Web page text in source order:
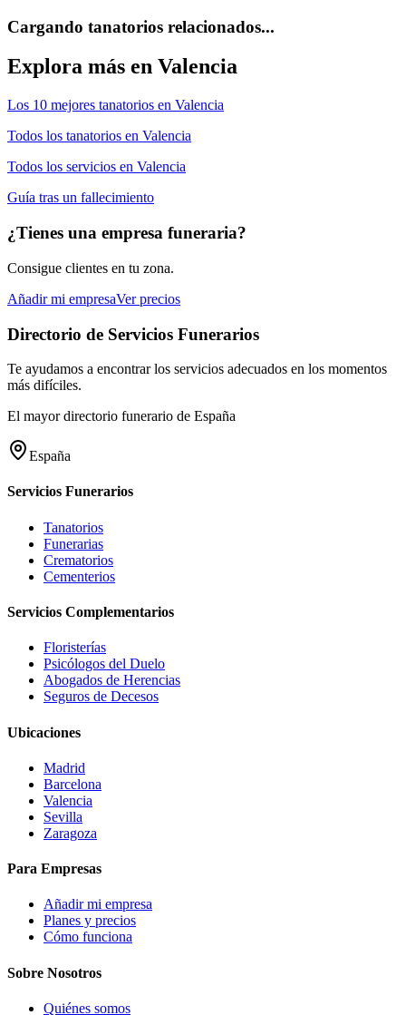
Cargando tanatorios relacionados...
Explora más en Valencia
Los 10 mejores tanatorios en Valencia
Todos los tanatorios en Valencia
Todos los servicios en Valencia
Guía tras un fallecimiento
¿Tienes una empresa funeraria?
Consigue clientes en tu zona.
Añadir mi empresaVer precios
Directorio de Servicios Funerarios
Te ayudamos a encontrar los servicios adecuados en los momentos
más difíciles.
El mayor directorio funerario de España
España
Servicios Funerarios
Tanatorios
Funerarias
Crematorios
Cementerios
Servicios Complementarios
Floristerías
Psicólogos del Duelo
Abogados de Herencias
Seguros de Decesos
Ubicaciones
Madrid
Barcelona
Valencia
Sevilla
Zaragoza
Para Empresas
Añadir mi empresa
Planes y precios
Cómo funciona
Sobre Nosotros
Quiénes somos